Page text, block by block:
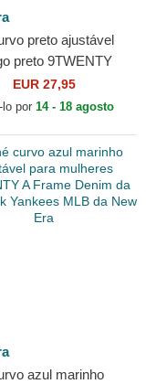
preto ajustável
preto 9TWENTY
da New York
MLB da New Era
EUR 27,95
lo por 14 - 18 agosto
azul marinho